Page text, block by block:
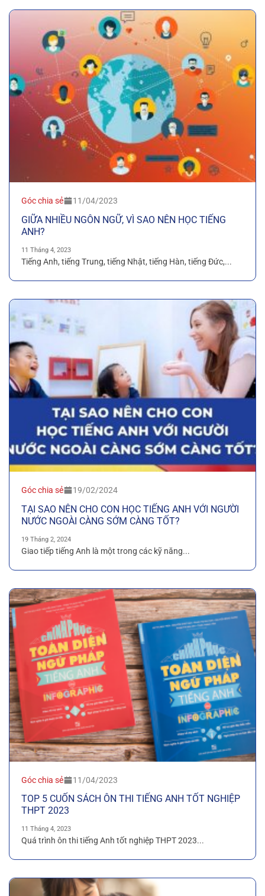
Góc chia sẻ 11/04/2023
GIỮA NHIỀU NGÔN NGỮ, VÌ SAO NÊN HỌC TIẾNG
ANH?
11 Tháng 4, 2023
Tiếng Anh, tiếng Trung, tiếng Nhật, tiếng Hàn, tiếng Đức,...
Góc chia sẻ 19/02/2024
TẠI SAO NÊN CHO CON HỌC TIẾNG ANH VỚI NGƯỜI
NƯỚC NGOÀI CÀNG SỚM CÀNG TỐT?
19 Tháng 2, 2024
Giao tiếp tiếng Anh là một trong các kỹ năng...
Góc chia sẻ 11/04/2023
TOP 5 CUỐN SÁCH ÔN THI TIẾNG ANH TỐT NGHIỆP
THPT 2023
11 Tháng 4, 2023
Quá trình ôn thi tiếng Anh tốt nghiệp THPT 2023...